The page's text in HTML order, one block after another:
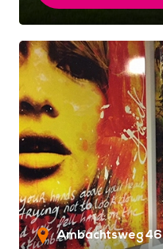
Ambachtsweg 46